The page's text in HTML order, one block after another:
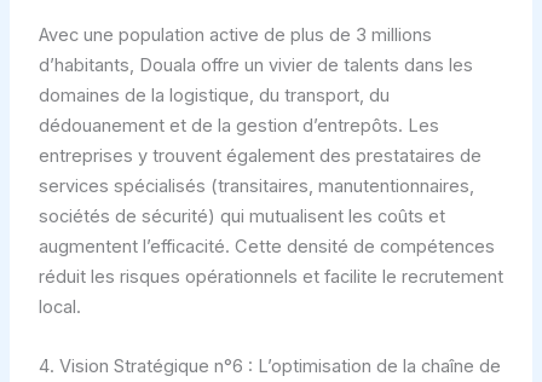
Avec une population active de plus de 3 millions
d’habitants, Douala offre un vivier de talents dans les
domaines de la logistique, du transport, du
dédouanement et de la gestion d’entrepôts. Les
entreprises y trouvent également des prestataires de
services spécialisés (transitaires, manutentionnaires,
sociétés de sécurité) qui mutualisent les coûts et
augmentent l’efficacité. Cette densité de compétences
réduit les risques opérationnels et facilite le recrutement
local.
4. Vision Stratégique n°6 : L’optimisation de la chaîne de